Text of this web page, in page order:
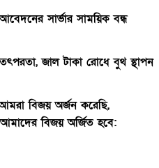
সার্ভার সাময়িক বন্ধ
তৎপরতা, জাল টাকা রোধে বুথ স্থাপন
বিজয় অর্জন করেছি,
বিজয় অর্জিত হবে: